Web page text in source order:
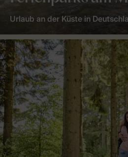
Urlaub an der Küste in